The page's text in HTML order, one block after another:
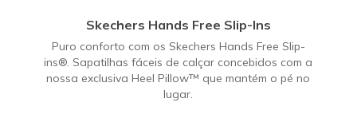
Skechers Hands Free Slip-Ins
Puro conforto com os Skechers Hands Free Slip-
ins®. Sapatilhas fáceis de calçar concebidos com a
nossa exclusiva Heel Pillow™ que mantém o pé no
lugar.